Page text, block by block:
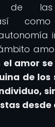
de las
así
amor
de los
desde